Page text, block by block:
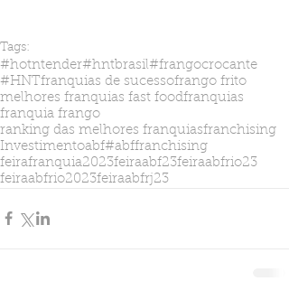
Tags:
#hotntender#hntbrasil#frangocrocante
#HNTfranquias de sucessofrango frito
melhores franquias fast foodfranquias
franquia frango
ranking das melhores franquiasfranchising
Investimentoabf#abffranchising
feirafranquia2023feiraabf23feiraabfrio23
feiraabfrio2023feiraabfrj23